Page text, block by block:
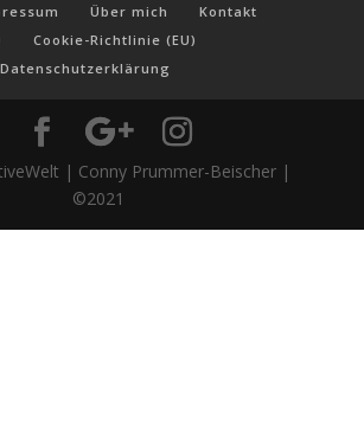
Über mich
Kontakt
Cookie-Richtlinie (EU)
Datenschutzerklärung
| Conny Prummer-Beischer |
©2021